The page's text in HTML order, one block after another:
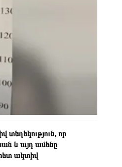
որ
և այդ ամենը
ակտիվ